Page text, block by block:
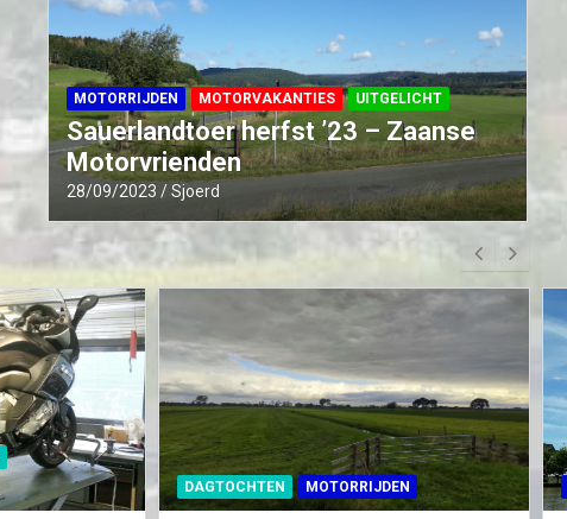
MOTORRIJDEN MOTORVAKANTIES UITGELICHT
Sauerlandtoer herfst ’23 – Zaanse
Motorvrienden
28/09/2023 Sjoerd
DAGTOCHTEN MOTORRIJDEN